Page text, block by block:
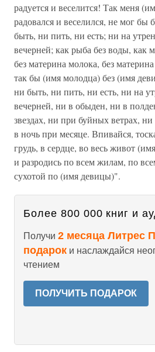
радуется и веселится! Так меня
радовался и веселился, не мог бы
быть, ни пить, ни есть; ни на
вечерней; как рыба без воды, как
без материна молока, без
так бы (имя молодца) без (имя
ни быть, ни пить, ни есть, ни на
вечерней, ни в обыден, ни в
звездах, ни при буйных ветрах,
в ночь при месяце. Впивайся,
грудь, в сердце, во весь живот
и разродись по всем жилам, по
сухотой по (имя девицы)".
Более 800 000 книг и
Получи 2 месяца Литрес
подарок и наслаждайся
чтением
ПОЛУЧИТЬ ПОДАРОК